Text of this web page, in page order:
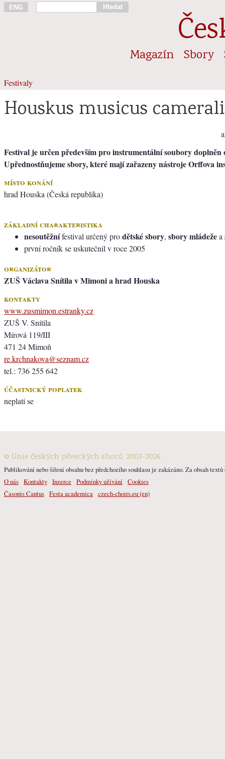
ENG Hledat
Magazín Sbory
Festivaly
Houskus musicus
Festival je určen především pro instrumentální soubory doplněn
Upřednostňujeme sbory, které mají zařazeny nástroje Orffova
místo konání
hrad Houska (Česká republika)
základní charakteristika
nesoutěžnífestival určený prodětské sbory, sbory mládežea
první ročník se uskutečnil v roce 2005
organizátor
ZUŠ Václava Snítila v Mimoni a hrad Houska
kontakty
www.zusmimon.estranky.cz
ZUŠ V. Snítila
Mírová 119/III
471 24 Mimoň
re.krchnakova@seznam.cz
tel.: 736 255 642
účastnický poplatek
neplatí se
© Unie českých pěveckých sborů, 2003-2026
Publikování nebo šíření obsahu bez předchozího souhlasu je zakázáno. Za obsah
O nás Kontakty Inzerce Podmínky užívání Cookies
Časopis Cantus Festa academica czech-choirs.eu (en)